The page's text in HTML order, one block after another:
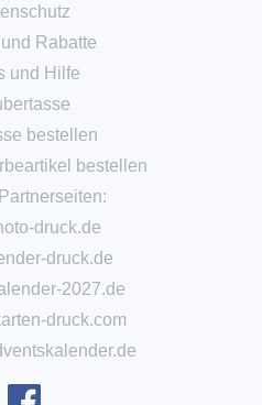
Rabatte
und Hilfe
bestellen
bestellen
druck.de
druck.de
2027.de
druck.com